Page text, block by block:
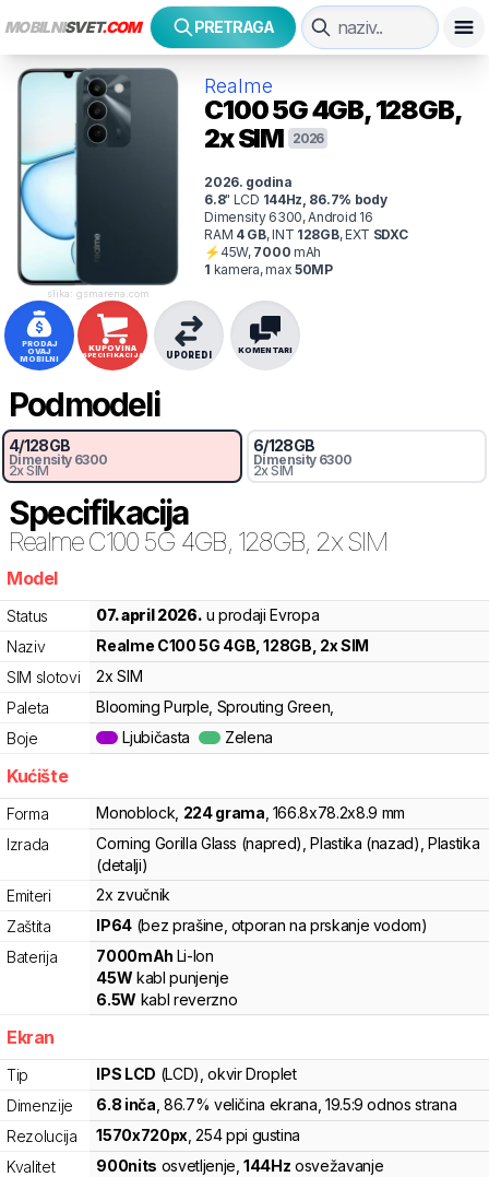
MOBILNISVET.COM PRETRAGA
slika: gsmarena.com
Realme
C100 5G4GB, 128GB,
2x SIM 2026
2026. godina
6.8" LCD 144Hz 86.7% body
Dimensity 6300, Android 16
RAM 4GB,INT 128GB,EXT SDXC
⚡45W, 7000 mAh
1 kamera, max 50MP
PRODAJ
OVAJ
MOBILNI
KUPOVINA
SPECIFIKACIJA KOMENTARI
UPOREDI
Podmodeli
4/128GB
Dimensity 6300
2x SIM
6/128GB
Dimensity 6300
2x SIM
Specifikacija
RealmeC100 5G 4GB, 128GB, 2x SIM
Model
Status 07. april 2026. u prodaji Evropa
Naziv
Realme C100 5G 4GB, 128GB, 2x SIM
SIM slotovi
2x SIM
Paleta
Blooming Purple, Sprouting Green,
Boje
Ljubičasta Zelena
Kućište
Forma Monoblock 224grama 166.8x78.2x8.9 mm
Izrada
Corning Gorilla Glass (napred), Plastika (nazad), Plastika
(detalji)
Emiteri
2x zvučnik
Zaštita
IP64 (bez prašine, otporan na prskanje vodom)
Baterija
7000mAh Li-Ion
45W kabl punjenje
6.5W kabl reverzno
Ekran
Tip IPS LCD (LCD) , okvir Droplet
Dimenzije
6.8 inča , 86.7% veličina ekrana , 19.5:9 odnos strana
Rezolucija
1570x720px ,254ppi gustina
Kvalitet
900nits osvetljenje 144Hz osvežavanje